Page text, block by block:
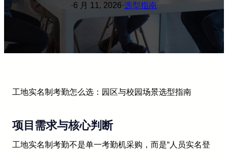
·6 月 11, 2026·选型指南
工地实名制考勤怎么选：园区与校园场景选型指南
项目需求与核心判断
工地实名制考勤不是单一考勤机采购，而是“人员实名登